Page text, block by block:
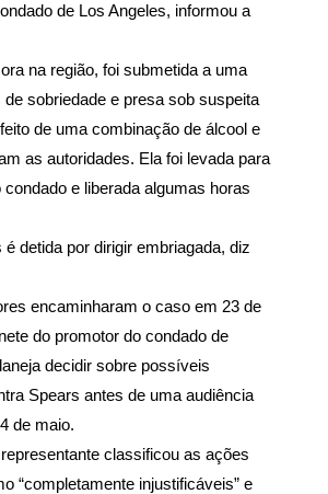
de Los Angeles, informou a
na região, foi submetida a uma
sobriedade e presa sob suspeita
de uma combinação de álcool e
as autoridades. Ela foi levada para
condado e liberada algumas horas
é detida por dirigir embriagada, diz
encaminharam o caso em 23 de
do promotor do condado de
decidir sobre possíveis
Spears antes de uma audiência
de maio.
classificou as ações
“completamente injustificáveis” e